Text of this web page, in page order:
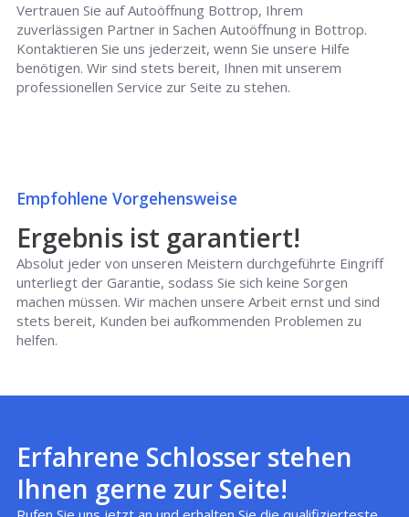
Vertrauen Sie auf Autoöffnung Bottrop, Ihrem
zuverlässigen Partner in Sachen Autoöffnung in Bottrop.
Kontaktieren Sie uns jederzeit, wenn Sie unsere Hilfe
benötigen. Wir sind stets bereit, Ihnen mit unserem
professionellen Service zur Seite zu stehen.
Empfohlene Vorgehensweise
Ergebnis ist garantiert!
Absolut jeder von unseren Meistern durchgeführte Eingriff
unterliegt der Garantie, sodass Sie sich keine Sorgen
machen müssen. Wir machen unsere Arbeit ernst und sind
stets bereit, Kunden bei aufkommenden Problemen zu
helfen.
Erfahrene Schlosser stehen
Ihnen gerne zur Seite!